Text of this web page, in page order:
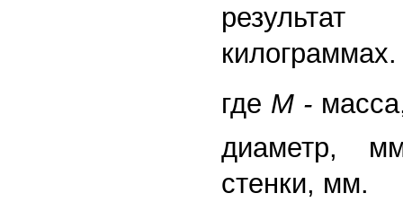
килограммах.
где М -
диаметр,
стенки, мм.